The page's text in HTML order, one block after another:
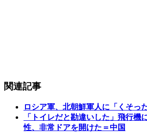
関連記事
ロシア軍、北朝鮮軍人に「くそっ
「トイレだと勘違いした」飛行機
性、非常ドアを開けた＝中国